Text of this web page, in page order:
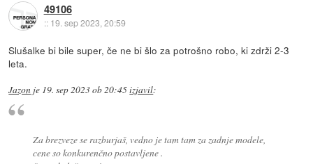
49106
:: 19. sep 2023, 20:59
Slušalke bi bile super, če ne bi šlo za potrošno robo, ki zdrži 2-3
leta.
Jazon je 19. sep 2023 ob 20:45izjavil:
Za brezveze se razburjaš, vedno je tam tam za zadnje modele,
cene so konkurenčno postavljene .